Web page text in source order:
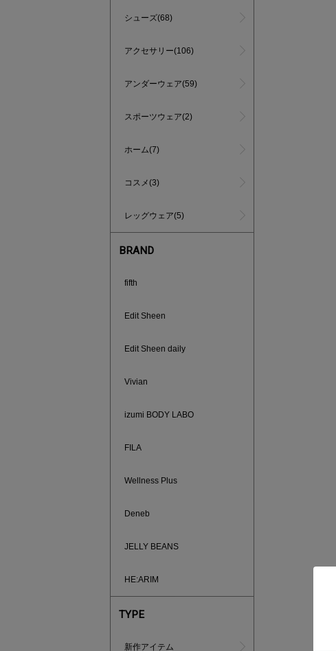
シューズ(68)
アクセサリー(106)
アンダーウェア(59)
スポーツウェア(2)
ホーム(7)
コスメ(3)
レッグウェア(5)
BRAND
fifth
Edit Sheen
Edit Sheen daily
Vivian
izumi BODY LABO
FILA
Wellness Plus
Deneb
JELLY BEANS
HE:ARIM
TYPE
新作アイテム